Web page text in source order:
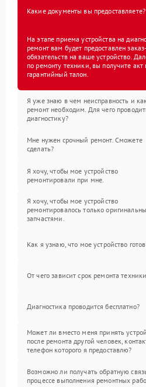
Какие документы вы предоставляете?
На этапе приема устройства на
ремонт вам будет предоставлен
обязательств на ваше устройство.
по ремонту техники, вы получите
гарантийный талон.
Я уже знаю в чем неисправность и
ремонт необходим. Для чего
диагностику?
Мне нужен срочный ремонт. Сможете
сделать?
Я хочу, чтобы мое устройство
ремонтировали при мне.
Я хочу, чтобы мое устройство
ремонтировалось только
запчастями.
Как я узнаю, что мое устройство
От чего зависит срок ремонта
Диагностика проводится бесплатно?
Может ли вместо меня принять
после ремонта другой человек,
телефон которого я предоставлю?
Возможно ли получать обратную
процессе выполнения ремонтных